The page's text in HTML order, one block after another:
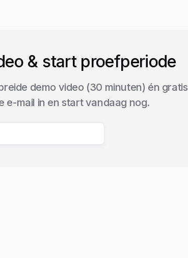
& start proefperiode
demo video (30 minuten) én gratis
e-mail in en start vandaag nog.